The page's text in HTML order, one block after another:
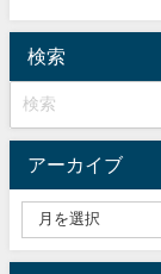
検索
アーカイブ